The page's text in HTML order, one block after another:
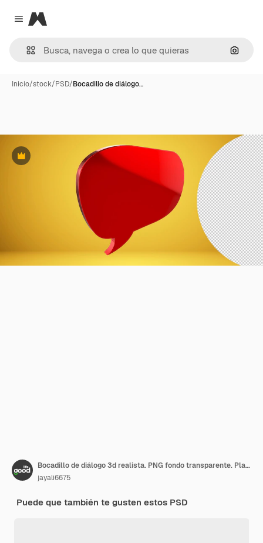
Close menu
Magnific
Inicio/stock/PSD/Bocadillo de diálogo…
Premium
Bocadillo de diálogo 3d realista. PNG fondo transparente. Plantilla de diseño, Banner, Web. Anuncio,
jayali6675
Puede que también te gusten estos PSD